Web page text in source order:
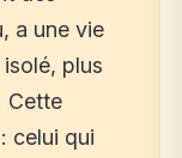
a une vie
plus
Cette
celui qui